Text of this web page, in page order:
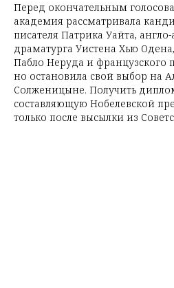
Перед окончательным
академия рассматривала
писателя Патрика Уайта,
драматурга Уистена Хью
Пабло Неруда и французского
но остановила свой выбор на
Солженицыне. Получить
составляющую Нобелевской
только после высылки из